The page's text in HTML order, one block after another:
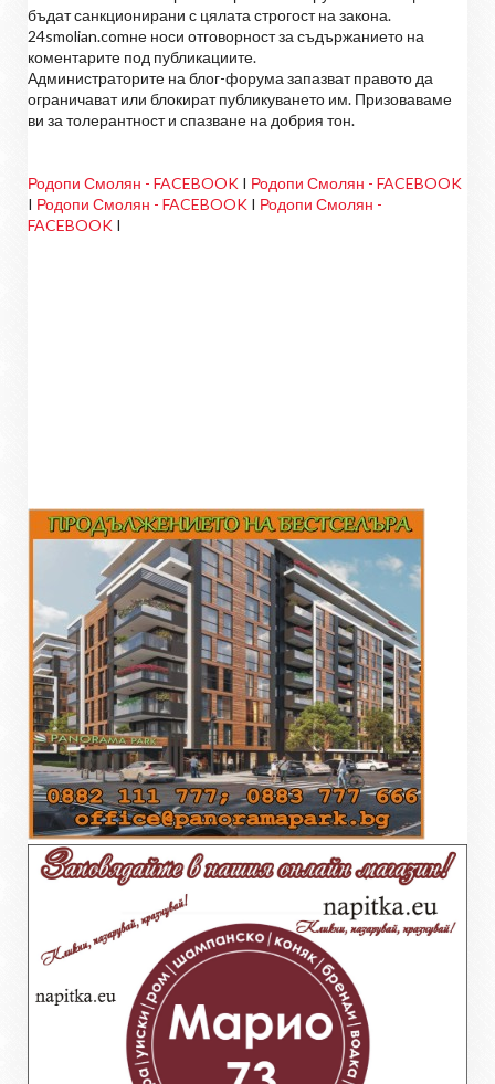
бъдат санкционирани с цялата строгост на закона.
24smolian.comне носи отговорност за съдържанието на
коментарите под публикациите.
Администраторите на блог-форума запазват правото да
ограничават или блокират публикуването им. Призоваваме
ви за толерантност и спазване на добрия тон.
Родопи Смолян - FACEBOOK I Родопи Смолян - FACEBOOK
I Родопи Смолян - FACEBOOK I Родопи Смолян -
FACEBOOK I